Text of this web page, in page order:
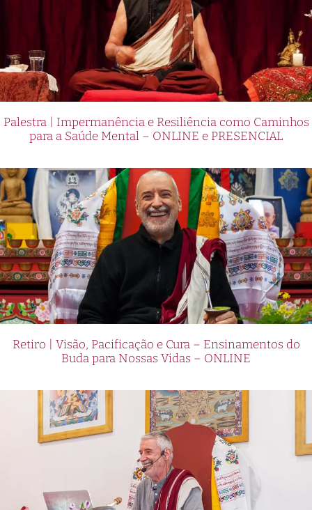
Palestra | Impermanência e Resiliência como Caminhos
para a Saúde Mental – ONLINE e PRESENCIAL
Retiro | Visão, Pacificação e Cura – Ensinamentos do
Buda para Nossas Vidas – ONLINE